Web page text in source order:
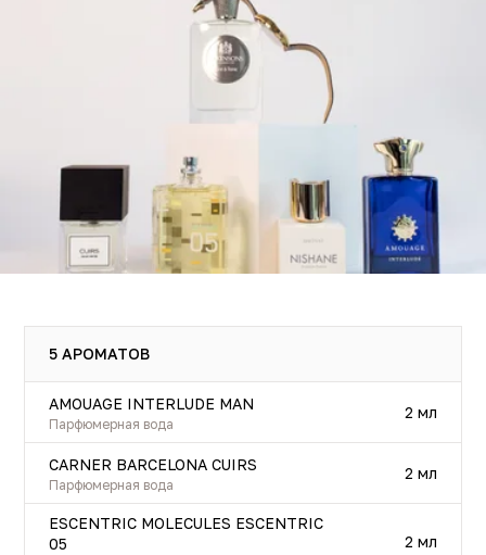
5 АРОМАТОВ
AMOUAGE INTERLUDE MAN
Парфюмерная вода
2 мл
CARNER BARCELONA CUIRS
Парфюмерная вода
2 мл
ESCENTRIC MOLECULES ESCENTRIC
05
2 мл